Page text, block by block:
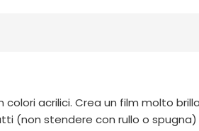
acrilici. Crea un film molto
(non stendere con rullo o